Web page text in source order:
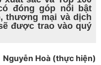
đóng góp nổi bật
thương mại và dịch
được trao vào quý
Nguyễn Hoà (thực hiện)